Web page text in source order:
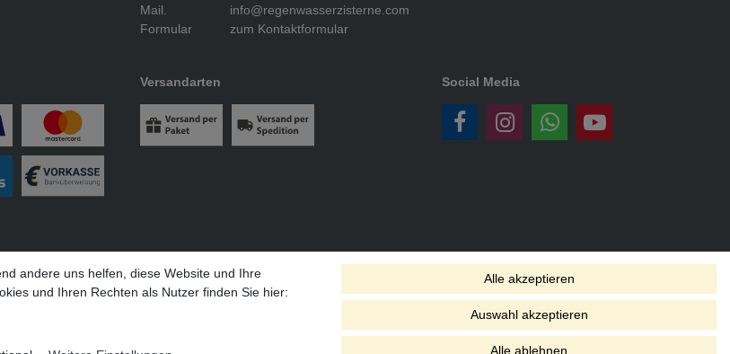
Mail.
info@regenwasserzisterne.com
Formular
zum Kontaktformular
Versandarten Social Media
Mehrwertsteuer zzgl. Versandkosten bei Lieferung ins Ausland.
beziehen sich auf Verkäufe in unseren Shops und Marktplätzen.
erfolgt ausschließlich innerhalb des deutschen Festlandes ohne Inseln.
andere uns helfen, diese Website und Ihre
und Ihren Rechten als Nutzer finden Sie hier:
Alle akzeptieren
Auswahl akzeptieren
Alle ablehnen